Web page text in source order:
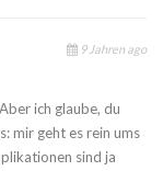
9 Jahren ago
ich glaube, du
mir geht es rein ums
sind ja